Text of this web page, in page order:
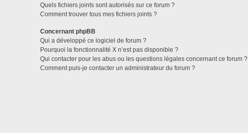
Quels fichiers joints sont autorisés sur ce forum ?
Comment trouver tous mes fichiers joints ?
Concernant phpBB
Qui a développé ce logiciel de forum ?
Pourquoi la fonctionnalité X n’est pas disponible ?
Qui contacter pour les abus ou les questions légales concernant ce forum ?
Comment puis-je contacter un administrateur du forum ?